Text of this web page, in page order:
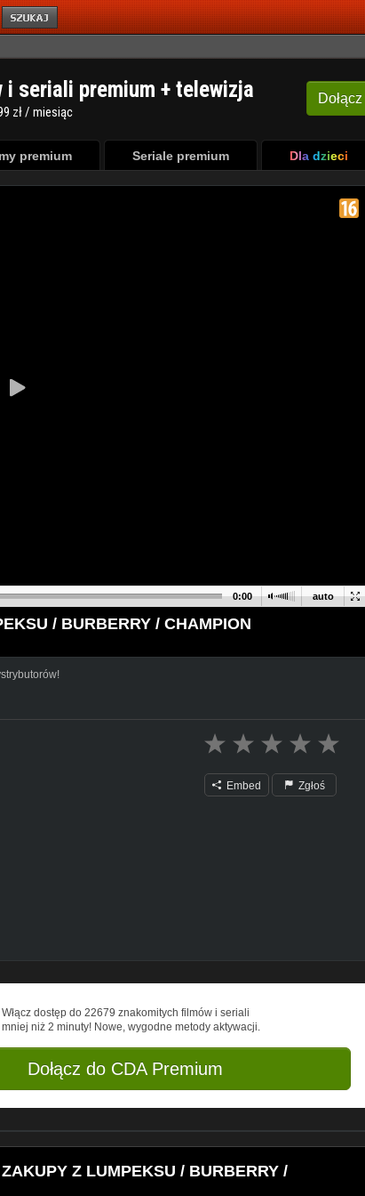
Dołącz
i seriali premium + telewizja
zł / miesiąc
premium Seriale premium Dla dzieci
auto
0:00
/ BURBERRY / CHAMPION
?ref=br_rs
Embed Zgłoś
Włącz dostęp do 22679 znakomitych filmów i seriali
mniej niż 2 minuty! Nowe, wygodne metody aktywacji.
Dołącz do CDA Premium
Z LUMPEKSU / BURBERRY /